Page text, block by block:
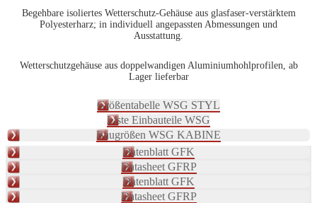
Begehbare isoliertes Wetterschutz-Gehäuse aus glasfaser-verstärktem
Polyesterharz; in individuell angepassten Abmessungen und
Ausstattung.
Wetterschutzgehäuse aus doppelwandigen Aluminiumhohlprofilen, ab
Lager lieferbar
Größentabelle WSG STYL
Liste Einbauteile WSG
Baugrößen WSG KABINE
Datenblatt GFK
Datasheet GFRP
Datenblatt GFK
Datasheet GFRP